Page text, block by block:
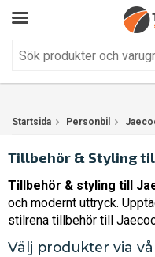
Kundservice
Startsida Personbil
Tillbehör & Styling
Tillbehör & styling till
och modernt uttryck.
stilrena tillbehör till
Välj produkter via